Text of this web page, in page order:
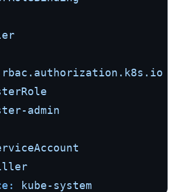
rbac.authorization.k8s.io
admin
kube-system